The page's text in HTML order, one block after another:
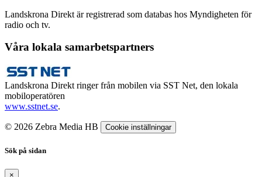
Landskrona Direkt är registrerad som databas hos Myndigheten för
radio och tv.
Våra lokala samarbetspartners
Landskrona Direkt ringer från mobilen via SST Net, den lokala
mobiloperatören
www.sstnet.se.
© 2026 Zebra Media HB Cookie inställningar
Sök på sidan
×